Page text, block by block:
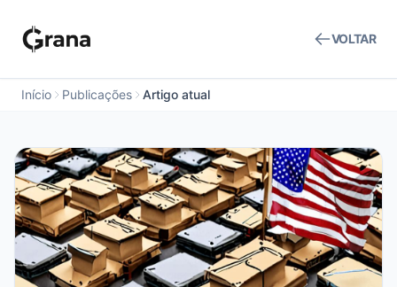
VOLTAR
Início Publicações Artigo atual